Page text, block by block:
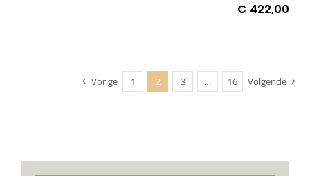
€ 422,00
Vorige 1 2 3 … 16 Volgende